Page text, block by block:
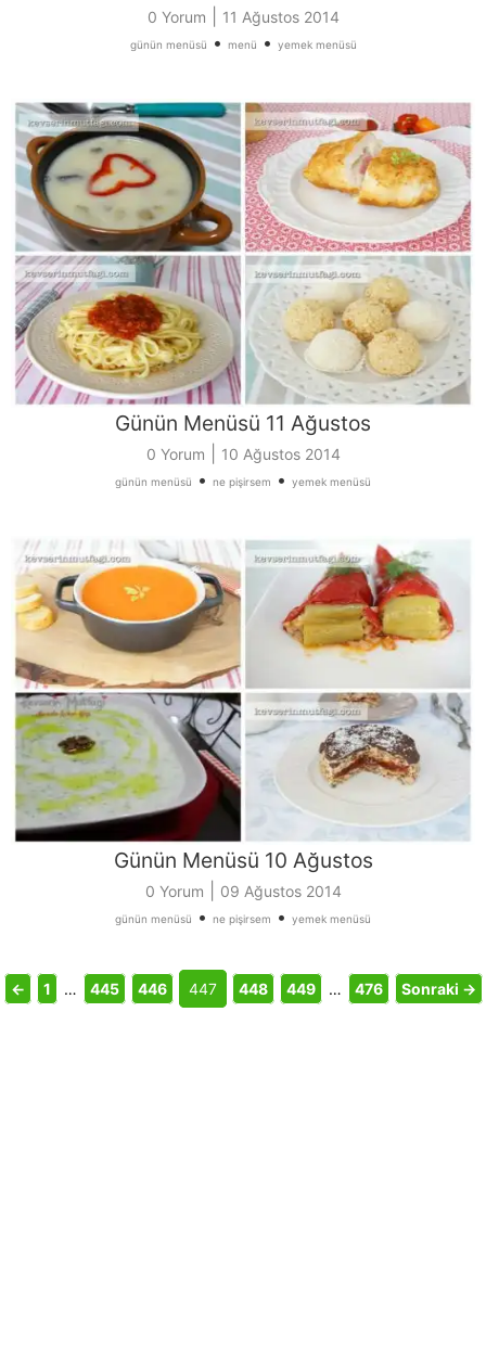
0 Yorum 11 Ağustos 2014
günün menüsü • menü • yemek menüsü
Günün Menüsü 11 Ağustos
0 Yorum 10 Ağustos 2014
günün menüsü • ne pişirsem • yemek menüsü
Günün Menüsü 10 Ağustos
0 Yorum 09 Ağustos 2014
günün menüsü • ne pişirsem • yemek menüsü
← 1 … 445 446 447 448 449 … 476 Sonraki →